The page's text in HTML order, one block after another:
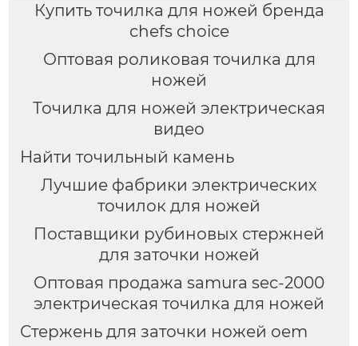
Купить точилка для ножей бренда
chefs choice
Оптовая роликовая точилка для
ножей
Точилка для ножей электрическая
видео
Найти точильный камень
Лучшие фабрики электрических
точилок для ножей
Поставщики рубиновых стержней
для заточки ножей
Оптовая продажа samura sec-2000
электрическая точилка для ножей
Стержень для заточки ножей oem